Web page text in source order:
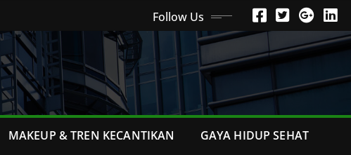
Follow Us
MAKEUP & TREN KECANTIKAN GAYA HIDUP SEHAT